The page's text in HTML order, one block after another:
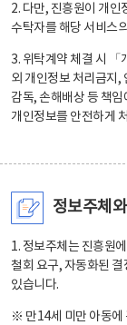
2. 다만, 진흥원이 개인
수탁자를 해당 서비스
3. 위탁계약 체결 시 「
외 개인정보 처리금지,
감독, 손해배상 등 책
개인정보를 안전하게
정보주체
1. 정보주체는 진흥원
철회 요구, 자동화된
있습니다.
※ 만14세 미만 아동에